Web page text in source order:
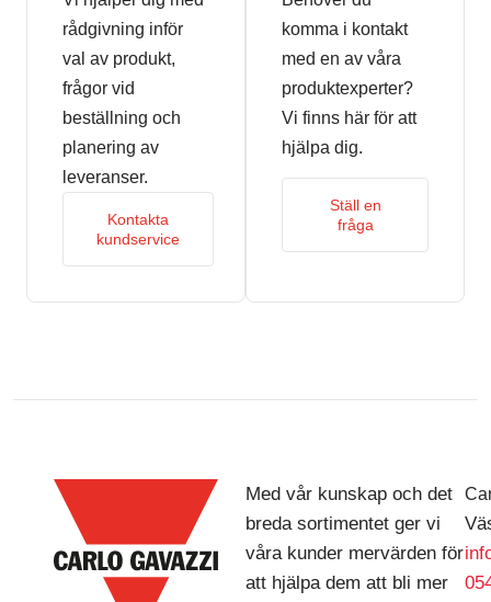
rådgivning inför
val av produkt,
frågor vid
beställning och
planering av
leveranser.
Kontakta
kundservice
komma i kontakt
med en av våra
produktexperter?
Vi finns här för att
hjälpa dig.
Ställ en
fråga
Med vår kunskap och det
breda sortimentet ger vi
våra kunder mervärden för
att hjälpa dem att bli mer